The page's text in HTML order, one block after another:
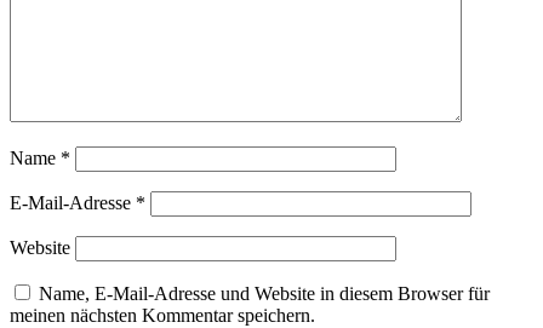
Name *
E-Mail-Adresse *
Website
Name, E-Mail-Adresse und Website in diesem Browser für
meinen nächsten Kommentar speichern.